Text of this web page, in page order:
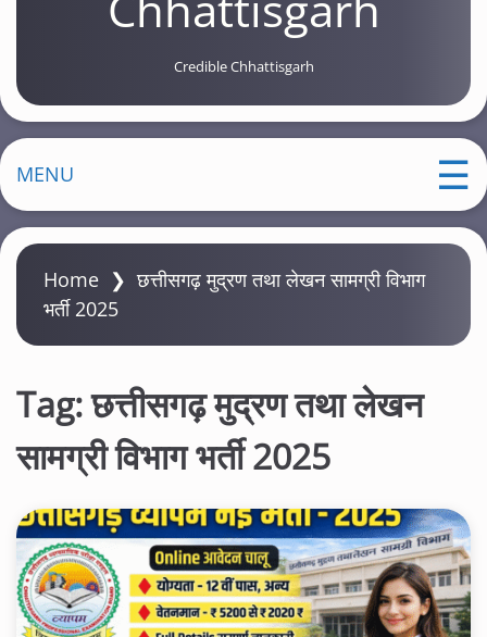
Credible Chhattisgarh
MENU
Home ❯छत्तीसगढ़ मुद्रण तथा लेखन सामग्री विभाग
भर्ती 2025
Tag:छत्तीसगढ़ मुद्रण तथा लेखन
सामग्री विभाग भर्ती 2025